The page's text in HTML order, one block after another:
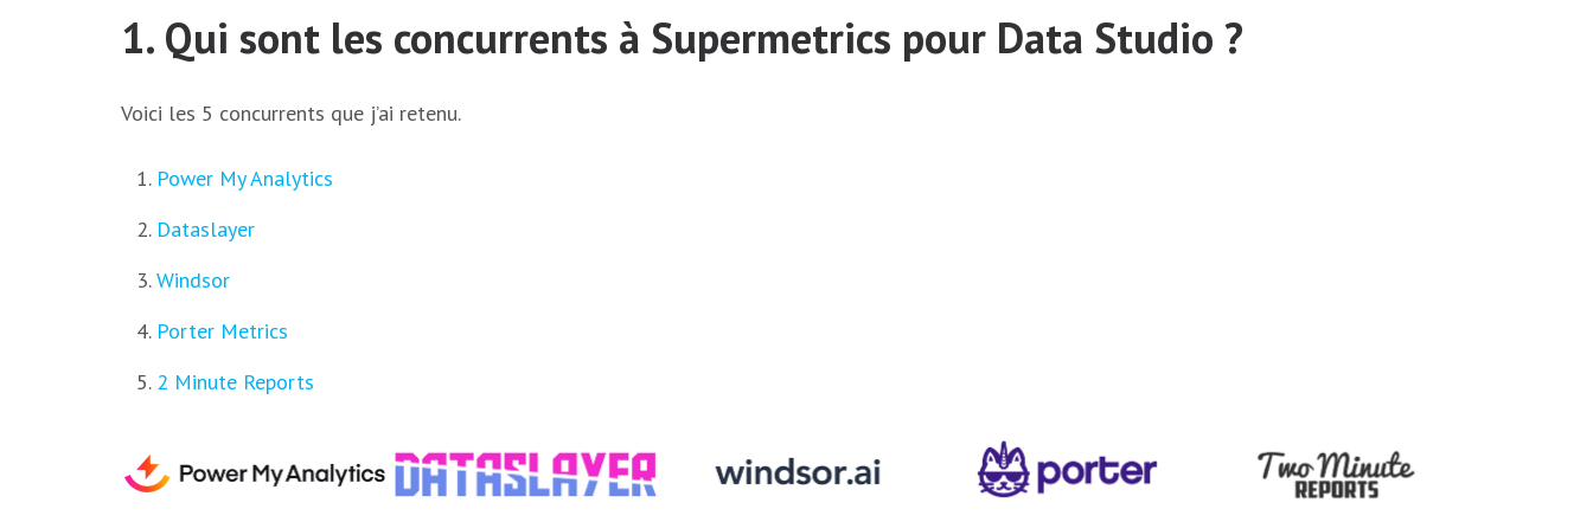
1. Qui sont les concurrents à Supermetrics pour Data Studio ?
Voici les 5 concurrents que j’ai retenu.
Power My Analytics
Dataslayer
Windsor
Porter Metrics
2 Minute Reports